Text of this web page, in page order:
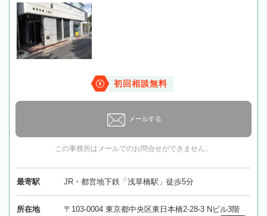
初回相談無料
メールする
この事務所はメールでのお問合せができません。
最寄駅 JR・都営地下鉄「浅草橋駅」徒歩5分
所在地 〒103-0004 東京都中央区東日本橋2-28-3 Nビル3階